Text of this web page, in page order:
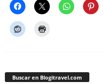
Buscar en Blogitravel.com